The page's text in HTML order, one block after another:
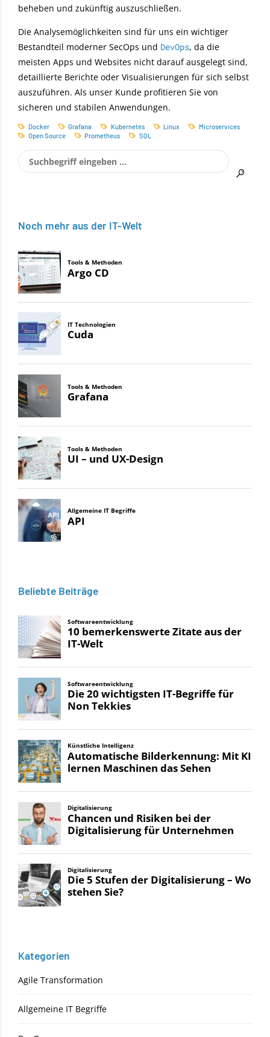
beheben und zukünftig auszuschließen.
Die Analysemöglichkeiten sind für uns ein wichtiger
Bestandteil moderner SecOps und DevOps, da die
meisten Apps und Websites nicht darauf ausgelegt sind,
detaillierte Berichte oder Visualisierungen für sich selbst
auszuführen. Als unser Kunde profitieren Sie von
sicheren und stabilen Anwendungen.
Docker Grafana Kubernetes Linux
Microservices
Open Source
Prometheus SQL
Noch mehr aus der IT-Welt
Beliebte Beiträge
Kategorien
Agile Transformation
Allgemeine IT Begriffe